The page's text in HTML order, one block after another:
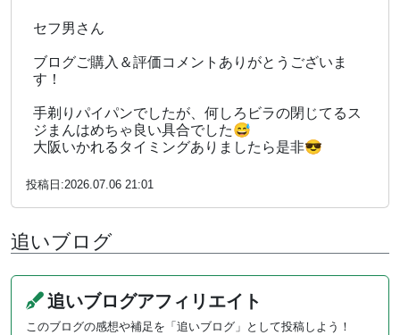
オトコの人が感じているのを見てるのがすごく好きと
のこと。母性本能をくすぐる系の男性はピッタリなの
かと。
プレイ
電話で指定されたラブホに向かいます。
ボロいとこだったらどうしようかと不安でしたが、め
ちゃくちゃ綺麗なラブホでよかったです。
部屋番号を伝えると、程なくチャイムがなって、みぃ
ちゃん仮の登場です。
セフ男さん
ブログご購入＆評価コメントありがとうございま
す！
手剃りパイパンでしたが、何しろビラの閉じてるス
ジまんはめちゃ良い具合でした😅
大阪いかれるタイミングありましたら是非😎
投稿日:2026.07.06 21:01
追いブログ
追いブログアフィリエイト
このブログの感想や補足を「追いブログ」として投稿しよう！